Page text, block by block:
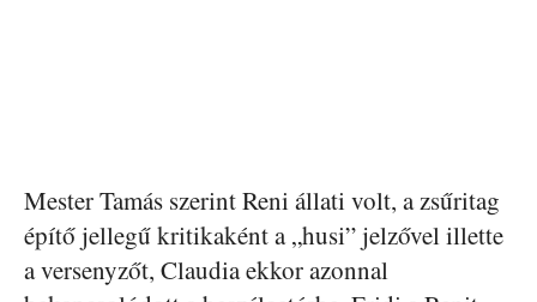
Mester Tamás szerint Reni állati volt, a zsűritag
építő jellegű kritikaként a „husi” jelzővel illette
a versenyzőt, Claudia ekkor azonnal